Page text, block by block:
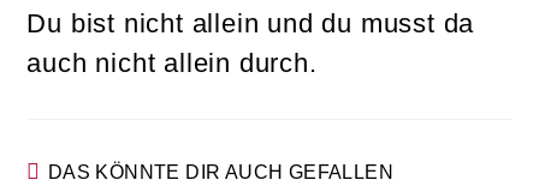
Du bist nicht allein und du musst da
auch nicht allein durch.
DAS KÖNNTE DIR AUCH GEFALLEN